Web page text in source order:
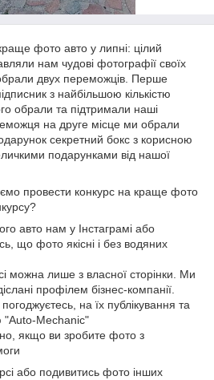
фото авто у липні: цілий
нам чудові фотографії своїх
двух переможців. Перше
з найбільшою кількістю
обрали та підтримали наші
на друге місце ми обрали
секретний бокс з корисною
подарунками від нашої
провести конкурс на краще фото
авто нам у Інстаграмі або
що фото якісні і без водяних
можна лише з власної сторінки. Ми
профілем бізнес-компанії.
на їх публікування та
"Auto-Mechanic"
якщо ви зробите фото з
або подивитись фото інших